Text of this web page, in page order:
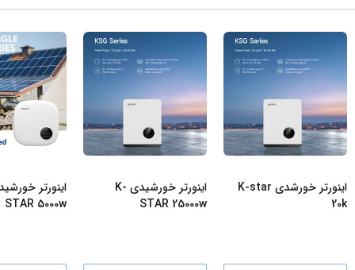
اینورتر خورشدی K-star
20k
اینورتر خورشیدی K-
STAR 25000w
STAR 5000w